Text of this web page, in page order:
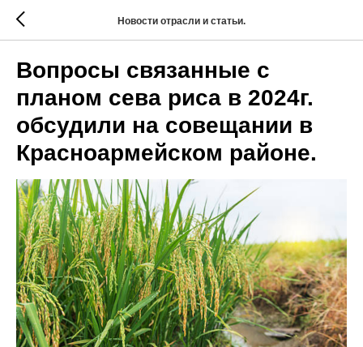
Новости отрасли и статьи.
Вопросы связанные с
планом сева риса в 2024г.
обсудили на совещании в
Красноармейском районе.